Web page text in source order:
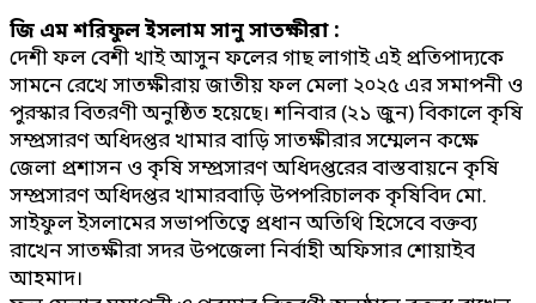
জি এম শরিফুল ইসলাম সানু সাতক্ষীরা :
দেশী ফল বেশী খাই আসুন ফলের গাছ লাগাই এই প্রতিপাদ্যকে
সামনে রেখে সাতক্ষীরায় জাতীয় ফল মেলা ২০২৫ এর সমাপনী ও
পুরস্কার বিতরণী অনুষ্ঠিত হয়েছে। শনিবার (২১ জুন) বিকালে কৃষি
সম্প্রসারণ অধিদপ্তর খামার বাড়ি সাতক্ষীরার সম্মেলন কক্ষে
জেলা প্রশাসন ও কৃষি সম্প্রসারণ অধিদপ্তরের বাস্তবায়নে কৃষি
সম্প্রসারণ অধিদপ্তর খামারবাড়ি উপপরিচালক কৃষিবিদ মো.
সাইফুল ইসলামের সভাপতিত্বে প্রধান অতিথি হিসেবে বক্তব্য
রাখেন সাতক্ষীরা সদর উপজেলা নির্বাহী অফিসার শোয়াইব
আহমাদ।